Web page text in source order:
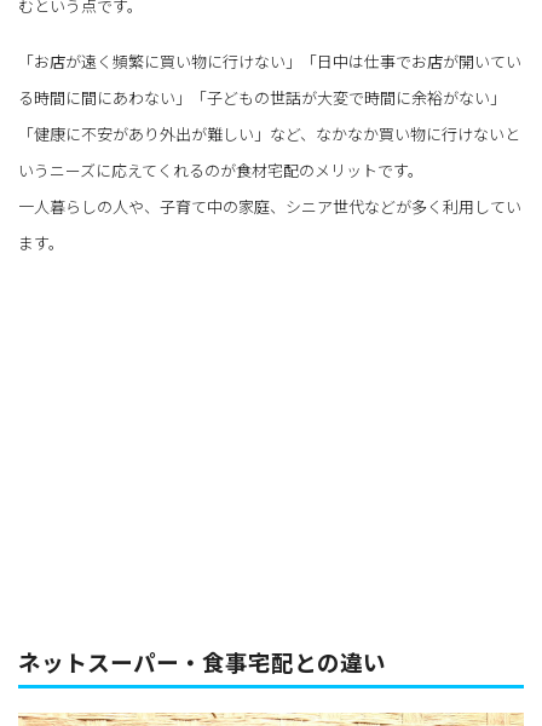
むという点です。
「お店が遠く頻繁に買い物に行けない」「日中は仕事でお店が開いてい
る時間に間にあわない」「子どもの世話が大変で時間に余裕がない」
「健康に不安があり外出が難しい」など、なかなか買い物に行けないと
いうニーズに応えてくれるのが食材宅配のメリットです。
一人暮らしの人や、子育て中の家庭、シニア世代などが多く利用してい
ます。
ネットスーパー・食事宅配との違い